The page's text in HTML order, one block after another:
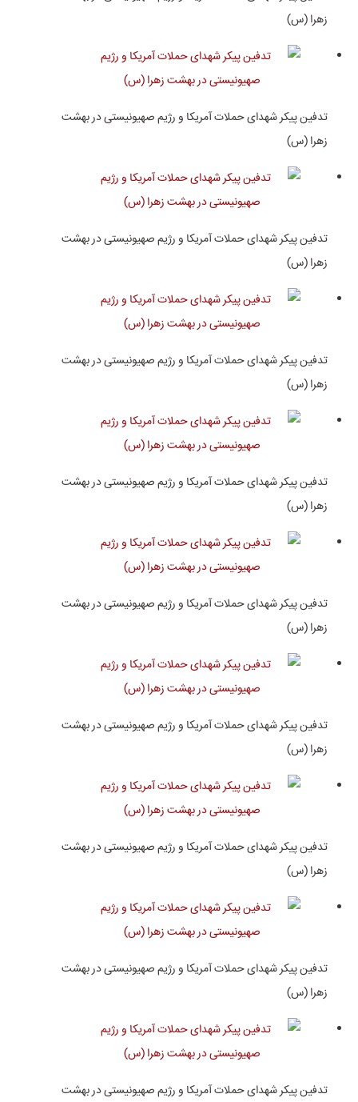
زهرا (س)
تدفین پیکر شهدای حملات آمریکا و رژیم صهیونیستی در بهشت
زهرا (س)
تدفین پیکر شهدای حملات آمریکا و رژیم صهیونیستی در بهشت
زهرا (س)
تدفین پیکر شهدای حملات آمریکا و رژیم صهیونیستی در بهشت
زهرا (س)
تدفین پیکر شهدای حملات آمریکا و رژیم صهیونیستی در بهشت
زهرا (س)
تدفین پیکر شهدای حملات آمریکا و رژیم صهیونیستی در بهشت
زهرا (س)
تدفین پیکر شهدای حملات آمریکا و رژیم صهیونیستی در بهشت
زهرا (س)
تدفین پیکر شهدای حملات آمریکا و رژیم صهیونیستی در بهشت
زهرا (س)
تدفین پیکر شهدای حملات آمریکا و رژیم صهیونیستی در بهشت
زهرا (س)
تدفین پیکر شهدای حملات آمریکا و رژیم صهیونیستی در بهشت